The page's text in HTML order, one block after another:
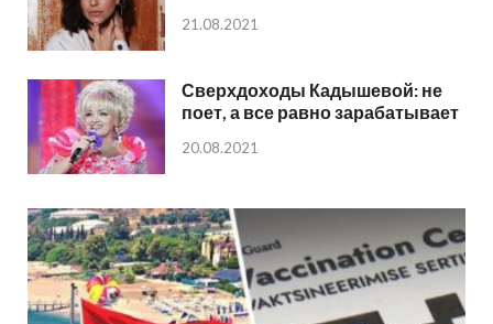
21.08.2021
Сверхдоходы Кадышевой: не
поет, а все равно зарабатывает
20.08.2021